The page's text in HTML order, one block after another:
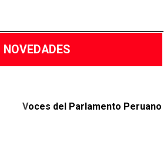
NOVEDADES
Voces del Parlamento Peruano